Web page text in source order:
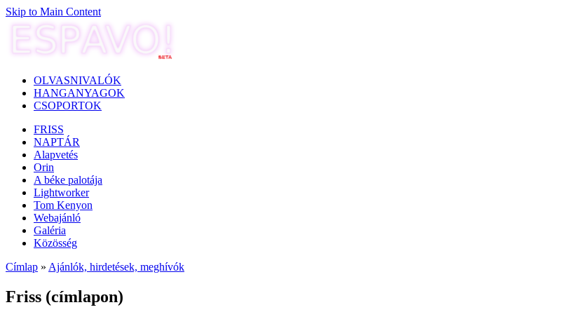
Skip to Main Content
OLVASNIVALÓK
HANGANYAGOK
CSOPORTOK
FRISS
NAPTÁR
Alapvetés
Orin
A béke palotája
Lightworker
Tom Kenyon
Webajánló
Galéria
Közösség
Címlap » Ajánlók, hirdetések, meghívók
Friss (címlapon)